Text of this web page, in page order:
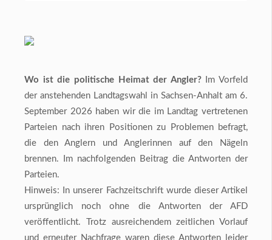
Wo ist die politische Heimat der Angler?Im Vorfeld
der anstehenden Landtagswahl in Sachsen-Anhalt am 6.
September 2026 haben wir die im Landtag vertretenen
Parteien nach ihren Positionen zu Problemen befragt,
die den Anglern und Anglerinnen auf den Nägeln
brennen. Im nachfolgenden Beitrag die Antworten der
Parteien.
Hinweis: In unserer Fachzeitschrift wurde dieser Artikel
ursprünglich noch ohne die Antworten der AFD
veröffentlicht. Trotz ausreichendem zeitlichen Vorlauf
und erneuter Nachfrage waren diese Antworten leider